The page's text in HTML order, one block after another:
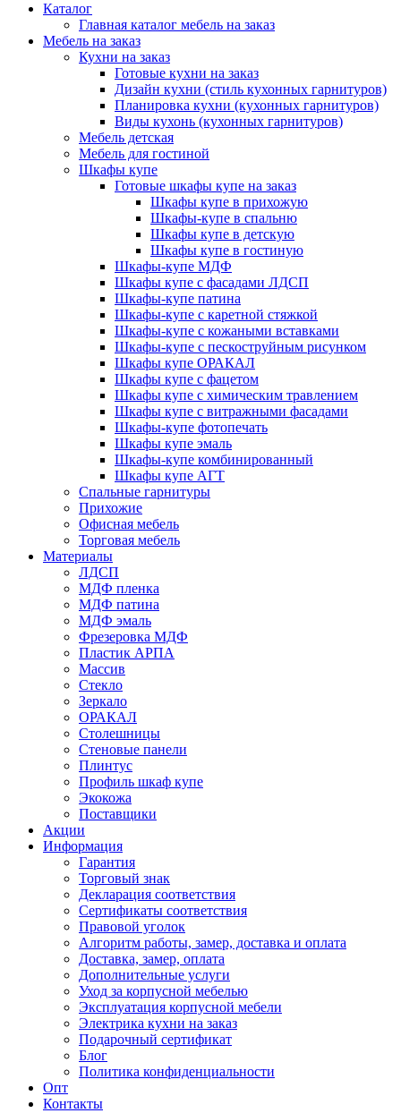
Каталог
Главная каталог мебель на заказ
Мебель на заказ
Кухни на заказ
Готовые кухни на заказ
Дизайн кухни (стиль кухонных гарнитуров)
Планировка кухни (кухонных гарнитуров)
Виды кухонь (кухонных гарнитуров)
Мебель детская
Мебель для гостиной
Шкафы купе
Готовые шкафы купе на заказ
Шкафы купе в прихожую
Шкафы-купе в спальню
Шкафы купе в детскую
Шкафы купе в гостиную
Шкафы-купе МДФ
Шкафы купе с фасадами ЛДСП
Шкафы-купе патина
Шкафы-купе с каретной стяжкой
Шкафы-купе с кожаными вставками
Шкафы-купе с пескоструйным рисунком
Шкафы купе ОРАКАЛ
Шкафы купе с фацетом
Шкафы купе с химическим травлением
Шкафы купе с витражными фасадами
Шкафы-купе фотопечать
Шкафы купе эмаль
Шкафы-купе комбинированный
Шкафы купе АГТ
Спальные гарнитуры
Прихожие
Офисная мебель
Торговая мебель
Материалы
ЛДСП
МДФ пленка
МДФ патина
МДФ эмаль
Фрезеровка МДФ
Пластик АРПА
Массив
Стекло
Зеркало
ОРАКАЛ
Столешницы
Стеновые панели
Плинтус
Профиль шкаф купе
Экокожа
Поставщики
Акции
Информация
Гарантия
Торговый знак
Декларация соответствия
Сертификаты соответствия
Правовой уголок
Алгоритм работы, замер, доставка и оплата
Доставка, замер, оплата
Дополнительные услуги
Уход за корпусной мебелью
Эксплуатация корпусной мебели
Электрика кухни на заказ
Подарочный сертификат
Блог
Политика конфиденциальности
Опт
Контакты